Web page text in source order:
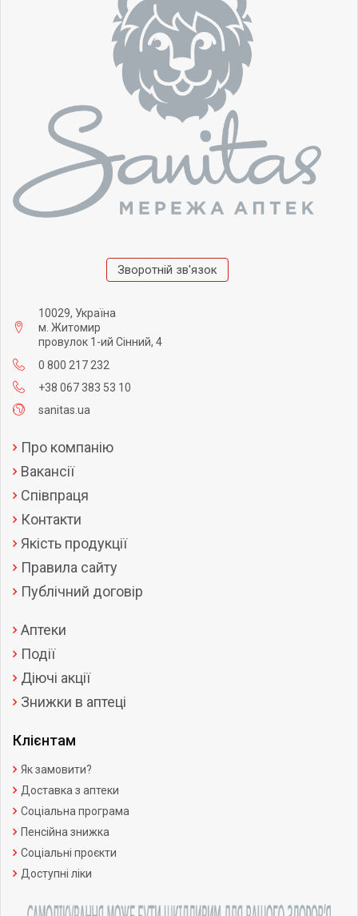
Зворотній зв'язок
10029, Україна
м. Житомир
провулок 1-ий Сінний, 4
0 800 217 232
+38 067 383 53 10
sanitas.ua
Про компанію
Вакансії
Співпраця
Контакти
Якість продукції
Правила сайту
Публічний договір
Аптеки
Події
Діючі акції
Знижки в аптеці
Клієнтам
Як замовити?
Доставка з аптеки
Соціальна програма
Пенсійна знижка
Соціальні проєкти
Доступні ліки